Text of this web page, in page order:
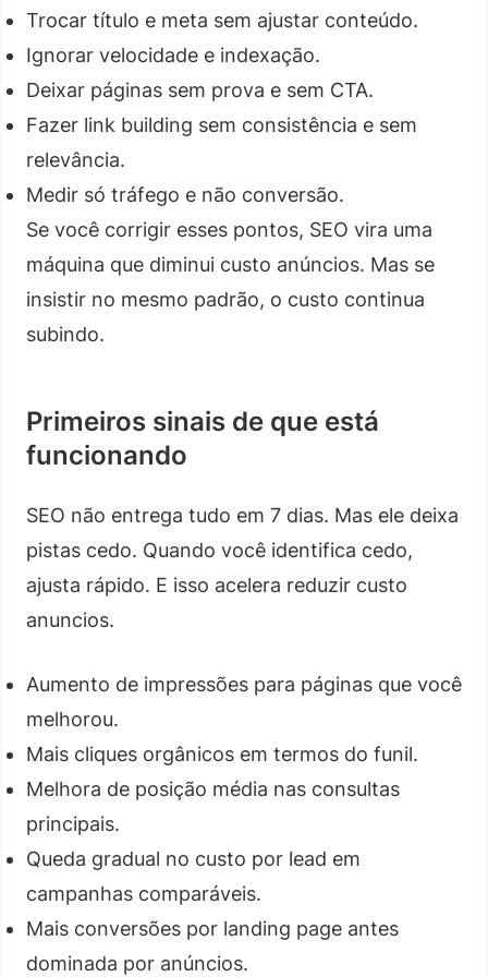
Trocar título e meta sem ajustar conteúdo.
Ignorar velocidade e indexação.
Deixar páginas sem prova e sem CTA.
Fazer link building sem consistência e sem
relevância.
Medir só tráfego e não conversão.
Se você corrigir esses pontos, SEO vira uma
máquina que diminui custo anúncios. Mas se
insistir no mesmo padrão, o custo continua
subindo.
Primeiros sinais de que está
funcionando
SEO não entrega tudo em 7 dias. Mas ele deixa
pistas cedo. Quando você identifica cedo,
ajusta rápido. E isso acelera reduzir custo
anuncios.
Aumento de impressões para páginas que você
melhorou.
Mais cliques orgânicos em termos do funil.
Melhora de posição média nas consultas
principais.
Queda gradual no custo por lead em
campanhas comparáveis.
Mais conversões por landing page antes
dominada por anúncios.